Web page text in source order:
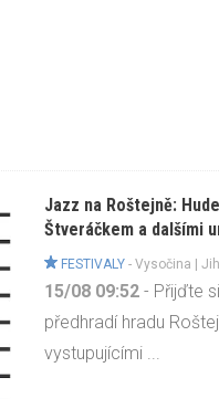
Jazz na Roštejně:
Štveráčkem a dalšími
FESTIVALY -Vysočina |
15/08 09:52 - Přijďte
předhradí hradu
vystupujícími ...